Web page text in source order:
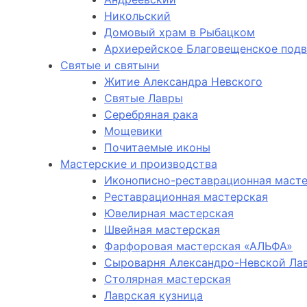
Никольский
Домовый храм в Рыбацком
Архиерейское Благовещенское
Святые и святыни
Житие Александра Невского
Святые Лавры
Серебряная рака
Мощевики
Почитаемые иконы
Мастерские и производства
Иконописно-реставрационная
Реставрационная мастерская
Ювелирная мастерская
Швейная мастерская
Фарфоровая мастерская «АЛЬФА»
Сыроварня Александро-Невской
Столярная мастерская
Лаврская кузница